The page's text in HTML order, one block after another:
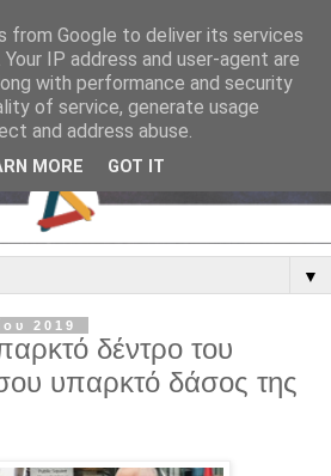
▼
2019
δέντρο του
υπαρκτό δάσος της
from Google to deliver its services
IP address and user-agent are
with performance and security
of service, generate usage
and address abuse.
MORE GOT IT